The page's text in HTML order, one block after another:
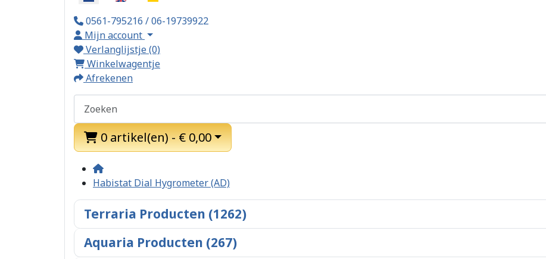
0561-795216 / 06-19739922
Mijn account
Verlanglijstje (0)
Winkelwagentje
Afrekenen
0 artikel(en) - € 0,00
Habistat Dial Hygrometer (AD)
Terraria Producten (1262)
Aquaria Producten (267)